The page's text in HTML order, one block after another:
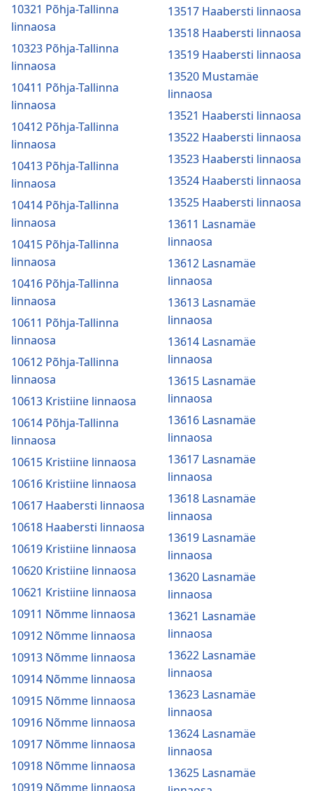
10321 Põhja-Tallinna
linnaosa
10323 Põhja-Tallinna
linnaosa
10411 Põhja-Tallinna
linnaosa
10412 Põhja-Tallinna
linnaosa
10413 Põhja-Tallinna
linnaosa
10414 Põhja-Tallinna
linnaosa
10415 Põhja-Tallinna
linnaosa
10416 Põhja-Tallinna
linnaosa
10611 Põhja-Tallinna
linnaosa
10612 Põhja-Tallinna
linnaosa
10613 Kristiine linnaosa
10614 Põhja-Tallinna
linnaosa
10615 Kristiine linnaosa
10616 Kristiine linnaosa
10617 Haabersti linnaosa
10618 Haabersti linnaosa
10619 Kristiine linnaosa
10620 Kristiine linnaosa
10621 Kristiine linnaosa
10911 Nõmme linnaosa
10912 Nõmme linnaosa
10913 Nõmme linnaosa
10914 Nõmme linnaosa
10915 Nõmme linnaosa
10916 Nõmme linnaosa
10917 Nõmme linnaosa
10918 Nõmme linnaosa
10919 Nõmme linnaosa
13517 Haabersti linnaosa
13518 Haabersti linnaosa
13519 Haabersti linnaosa
13520 Mustamäe
linnaosa
13521 Haabersti linnaosa
13522 Haabersti linnaosa
13523 Haabersti linnaosa
13524 Haabersti linnaosa
13525 Haabersti linnaosa
13611 Lasnamäe
linnaosa
13612 Lasnamäe
linnaosa
13613 Lasnamäe
linnaosa
13614 Lasnamäe
linnaosa
13615 Lasnamäe
linnaosa
13616 Lasnamäe
linnaosa
13617 Lasnamäe
linnaosa
13618 Lasnamäe
linnaosa
13619 Lasnamäe
linnaosa
13620 Lasnamäe
linnaosa
13621 Lasnamäe
linnaosa
13622 Lasnamäe
linnaosa
13623 Lasnamäe
linnaosa
13624 Lasnamäe
linnaosa
13625 Lasnamäe